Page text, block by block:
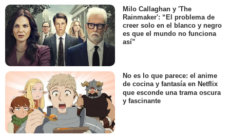
Milo Callaghan y 'The
Rainmaker': “El problema de
creer solo en el blanco y negro
es que el mundo no funciona
así”
No es lo que parece: el anime
de cocina y fantasía en Netflix
que esconde una trama oscura
y fascinante